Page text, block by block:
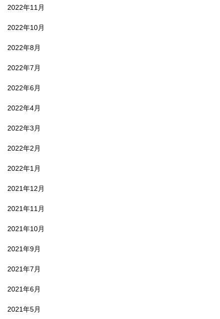
2022年11月
2022年10月
2022年8月
2022年7月
2022年6月
2022年4月
2022年3月
2022年2月
2022年1月
2021年12月
2021年11月
2021年10月
2021年9月
2021年7月
2021年6月
2021年5月